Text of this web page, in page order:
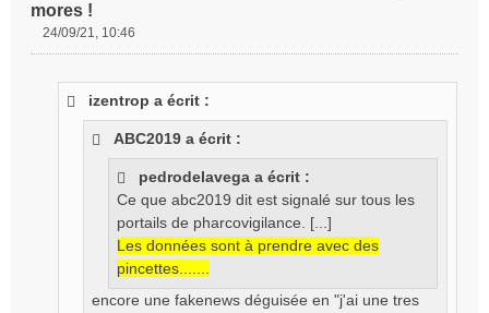
mores !
24/09/21, 10:46
izentrop a écrit :
ABC2019 a écrit :
pedrodelavega a écrit :
Ce que abc2019 dit est signalé sur tous les
portails de pharcovigilance. [...]
Les données sont à prendre avec des
pincettes.......
encore une fakenews déguisée en "j'ai une tres